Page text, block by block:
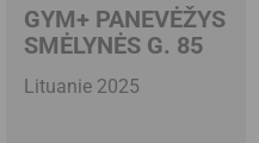
GYM+ PANEVĖŽYS
SMĖLYNĖS G. 85
Lituanie 2025